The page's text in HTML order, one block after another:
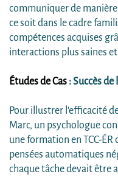
communiquer de
ce soit dans le cadre
compétences acquises
interactions plus saines
Études de Cas : Succès de
Pour illustrer l'efficacité
Marc, un psychologue
une formation en TCC-
pensées automatiques
chaque tâche devait être